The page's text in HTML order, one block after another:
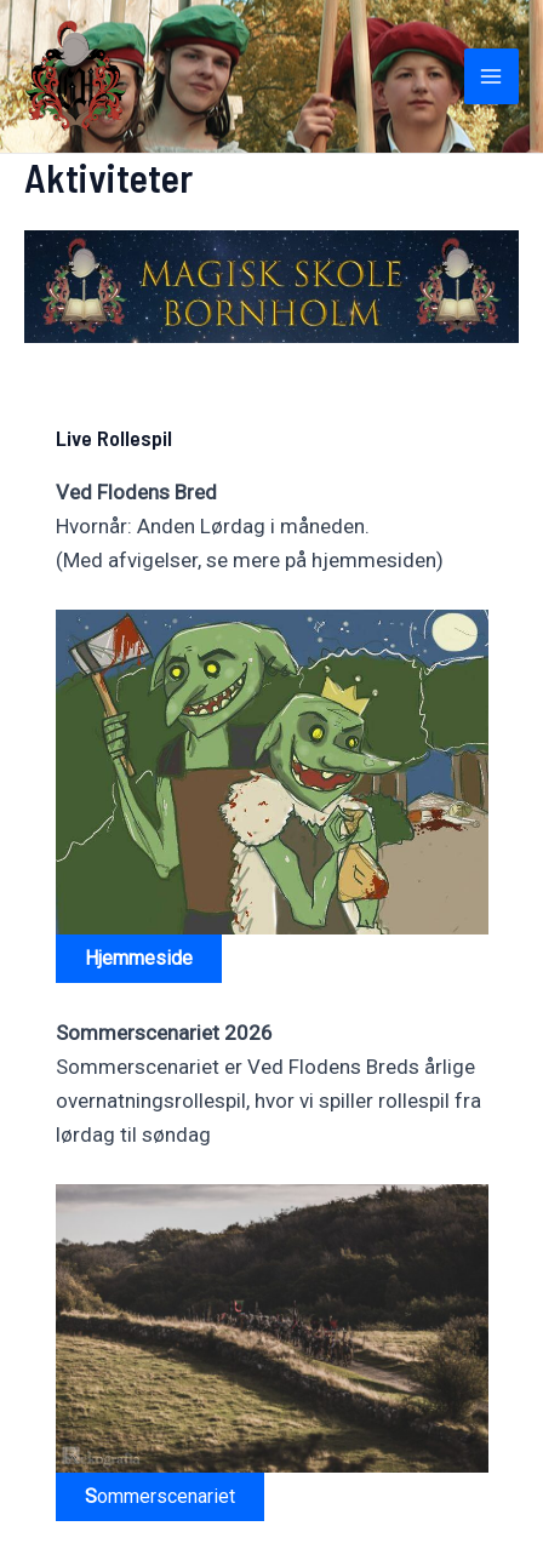
Gå
til
indholdet
Aktiviteter
Live Rollespil
Ved Flodens Bred
Hvornår: Anden Lørdag i måneden.
(Med afvigelser, se mere på hjemmesiden)
Hjemmeside
Sommerscenariet 2026
Sommerscenariet er Ved Flodens Breds årlige
overnatningsrollespil, hvor vi spiller rollespil fra
lørdag til søndag
Sommerscenariet